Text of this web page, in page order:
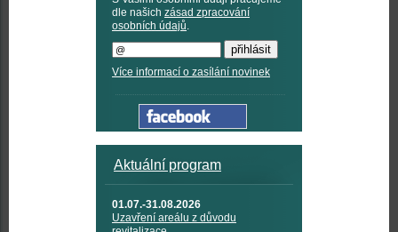
dle našich zásad zpracování
osobních údajů.
Více informací o zasílání novinek
Aktuální program
01.07.-31.08.2026
Uzavření areálu z důvodu